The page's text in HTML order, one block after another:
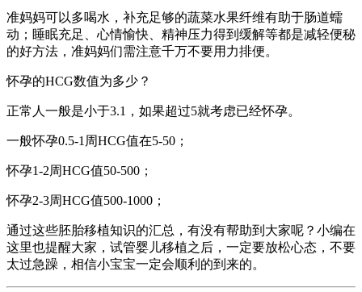
准妈妈可以多喝水，补充足够的蔬菜水果纤维有助于肠道蠕
动；睡眠充足、心情愉快、精神压力得到缓解等都是减轻便秘
的好方法，准妈妈们需注意千万不要用力排便。
怀孕的HCG数值为多少？
正常人一般是小于3.1，如果超过5就考虑已经怀孕。
一般怀孕0.5-1周HCG值在5-50；
怀孕1-2周HCG值50-500；
怀孕2-3周HCG值500-1000；
通过这些胚胎移植知识的汇总，有没有帮助到大家呢？小编在
这里也提醒大家，试管婴儿移植之后，一定要放松心态，不要
太过急躁，相信小宝宝一定会顺利的到来的。